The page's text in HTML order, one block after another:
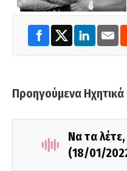
Προηγούμενα
Να τα
(18/01/